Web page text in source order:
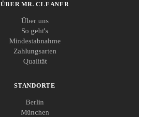
ÜBER MR. CLEANER
Über uns
So geht's
Mindestabnahme
Zahlungsarten
Qualität
STANDORTE
Berlin
München